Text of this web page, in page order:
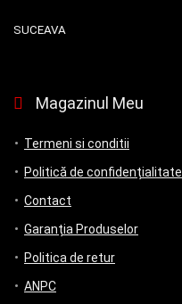
SUCEAVA
Magazinul Meu
Termeni si conditii
Politică de confidențialitate
Contact
Garanția Produselor
Politica de retur
ANPC